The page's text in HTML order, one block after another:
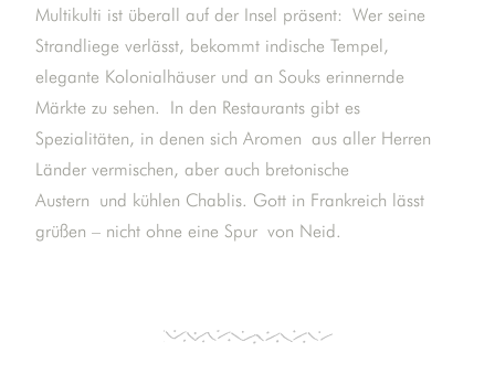
Multikulti ist überall auf der Insel präsent: Wer seine
Strandliege verlässt, bekommt indische Tempel,
elegante Kolonialhäuser und an Souks erinnernde
Märkte zu sehen. In den Restaurants gibt es
Spezialitäten, in denen sich Aromen aus aller Herren
Länder vermischen, aber auch bretonische
Austern und kühlen Chablis. Gott in Frankreich lässt
grüßen – nicht ohne eine Spur von Neid.